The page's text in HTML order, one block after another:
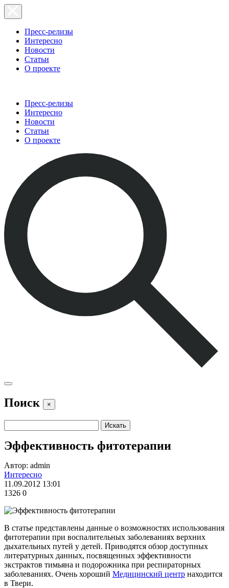
Пресс-релизы
Интересно
Новости
Статьи
О проекте
Пресс-релизы
Интересно
Новости
Статьи
О проекте
Поиск ×
Эффективность фитотерапии
Автор: admin
Интересно
11.09.2012 13:01
1326 0
В статье представлены данные о возможностях использования
фитотерапии при воспалительных заболеваниях верхних
дыхательных путей у детей. Приводятся обзор доступных
литературных данных, посвященных эффективности
экстрактов тимьяна и подорожника при респираторных
заболеваниях. Очень хороший Медицинский центр находится
в Твери.